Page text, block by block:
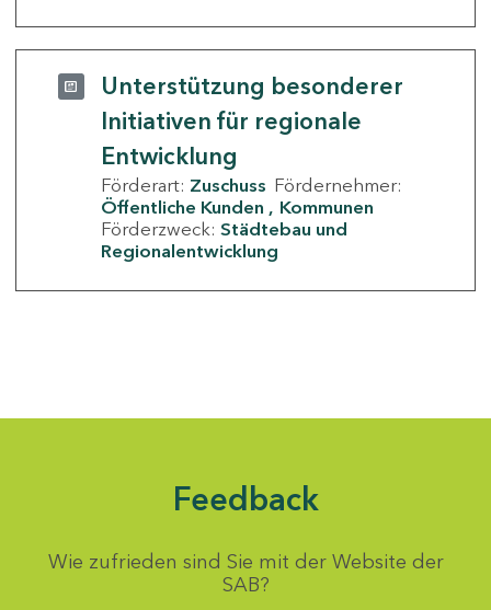
Unterstützung besonderer
Initiativen für regionale
Entwicklung
Förderart: Zuschuss Fördernehmer:
Öffentliche Kunden
Kommunen
Förderzweck: Städtebau und
Regionalentwicklung
Feedback
Wie zufrieden sind Sie mit der Website der
SAB?